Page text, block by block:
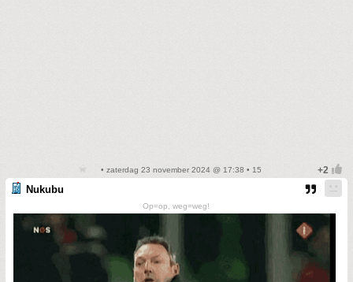
• zaterdag 23 november 2024 @ 17:38 • 15
Nukubu
Op=op, weg=weg!